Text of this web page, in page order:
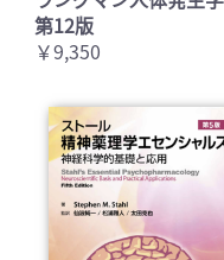
第12版
￥9,350